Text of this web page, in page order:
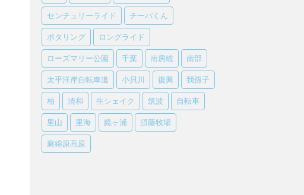
センチュリーライド チーバくん
ポタリング ロングライド
ローズマリー公園 千葉 南房総 南部
太平洋岸自転車道 小貝川 復興 我孫子
柏 清和 生シェイク 筑波 自転車
里山 里海 鏡ヶ浦 須藤牧場
麻綿原高原